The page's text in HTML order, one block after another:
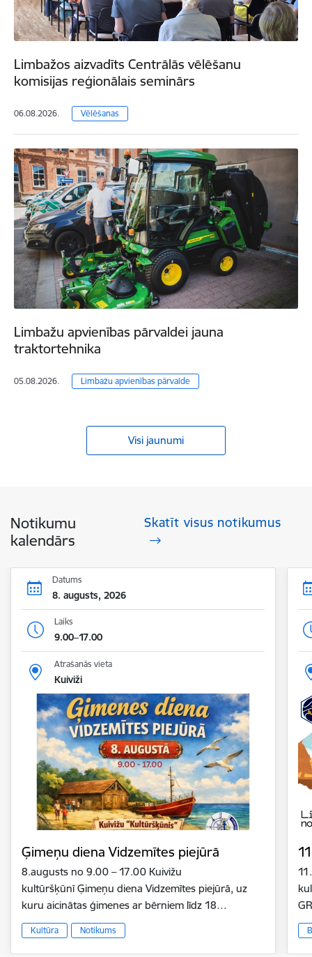
Limbažos aizvadīts Centrālās vēlēšanu
komisijas reģionālais seminārs
06.08.2026. Vēlēšanas
Limbažu apvienības pārvaldei jauna
traktortehnika
05.08.2026. Limbažu apvienības pārvalde
Visi jaunumi
Notikumu
kalendārs
Skatīt visus notikumus
Datums
8. augusts, 2026
Laiks
9.00–17.00
Atrašanās vieta
Kuiviži
Ģimeņu diena Vidzemītes piejūrā
8.augusts no 9.00 – 17.00 Kuivižu
kultūršķūnī Ģimeņu diena Vidzemītes piejūrā, uz
kuru aicinātas ģimenes ar bērniem līdz 18…
Kultūra Notikums